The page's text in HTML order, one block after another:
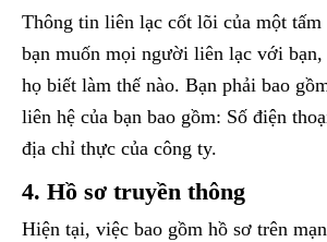
Thông tin liên lạc cốt lõi của một tấm
bạn muốn mọi người liên lạc với bạn,
họ biết làm thế nào. Bạn phải bao
liên hệ của bạn bao gồm: Số điện
địa chỉ thực của công ty.
4. Hồ sơ truyền thông
Hiện tại, việc bao gồm hồ sơ trên